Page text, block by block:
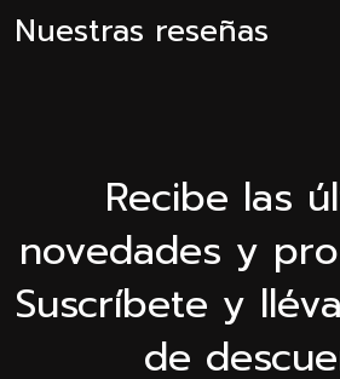
Nuestras reseñas
Recibe las
novedades y
Suscríbete y
de